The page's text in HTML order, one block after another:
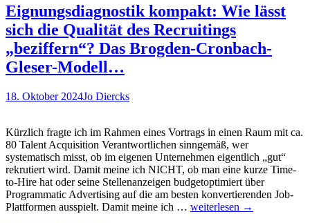
ist
eigentlich…?
Heute:
(berufsbezogene)
Persönlichkeitstests
ein
Buzzword?
Eignungsdiagnostik kompakt: Wie lässt
sich die Qualität des Recruitings
„beziffern“? Das Brogden-Cronbach-
Gleser-Modell…
18. Oktober 2024Jo Diercks
Kürzlich fragte ich im Rahmen eines Vortrags in einen Raum mit ca.
80 Talent Acquisition Verantwortlichen sinngemäß, wer
systematisch misst, ob im eigenen Unternehmen eigentlich „gut“
rekrutiert wird. Damit meine ich NICHT, ob man eine kurze Time-
to-Hire hat oder seine Stellenanzeigen budgetoptimiert über
Programmatic Advertising auf die am besten konvertierenden Job-
Plattformen ausspielt. Damit meine ich … Eignungsdiagnostik
weiterlesen →